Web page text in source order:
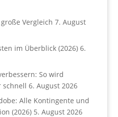
Vergleich 7. August
im Überblick (2026) 6.
So wird
schnell 6. August 2026
Alle Kontingente und
(2026) 5. August 2026